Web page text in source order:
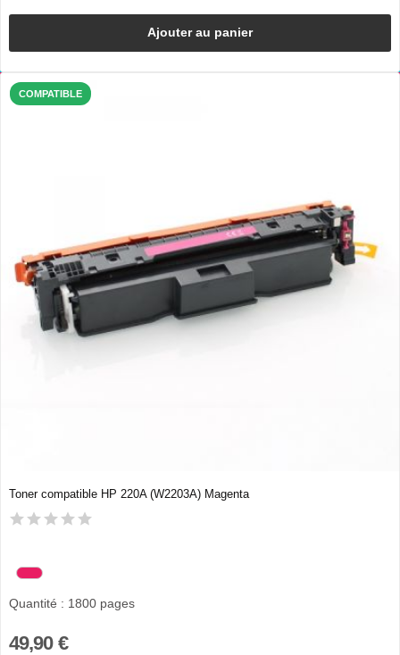
Ajouter au panier
COMPATIBLE
Toner compatible HP 220A (W2203A) Magenta
Quantité : 1800 pages
49,90 €